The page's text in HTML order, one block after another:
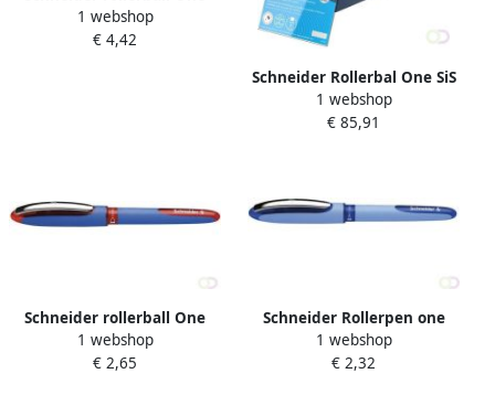
Change 0 6mm zwart
1 webshop
€ 4,42
Schneider Rollerbal One SiS
display 30x NL FR
1 webshop
€ 85,91
Schneider rollerball One
Hybrid C 0 3mm rood
1 webshop
€ 2,65
Schneider Rollerpen one
hybrid N 0.5mm blauw
1 webshop
€ 2,32